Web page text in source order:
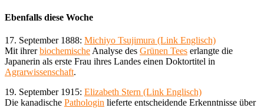
Ebenfalls diese Woche
17. September 1888: Michiyo Tsujimura (Link Englisch)
Mit ihrerbiochemischeAnalyse des Grünen Tees erlangte die
Japanerin als erste Frau ihres Landes einen Doktortitel in
Agrarwissenschaft.
19. September 1915: Elizabeth Stern (Link Englisch)
Die kanadische Pathologin lieferte entscheidende Erkenntnisse über